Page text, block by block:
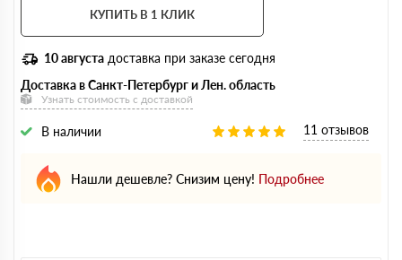
КУПИТЬ В 1 КЛИК
10 августа доставка при заказе сегодня
Доставка в Санкт-Петербург и Лен. область
Узнать стоимость с доставкой
В наличии 11 отзывов
Нашли дешевле? Снизим цену! Подробнее